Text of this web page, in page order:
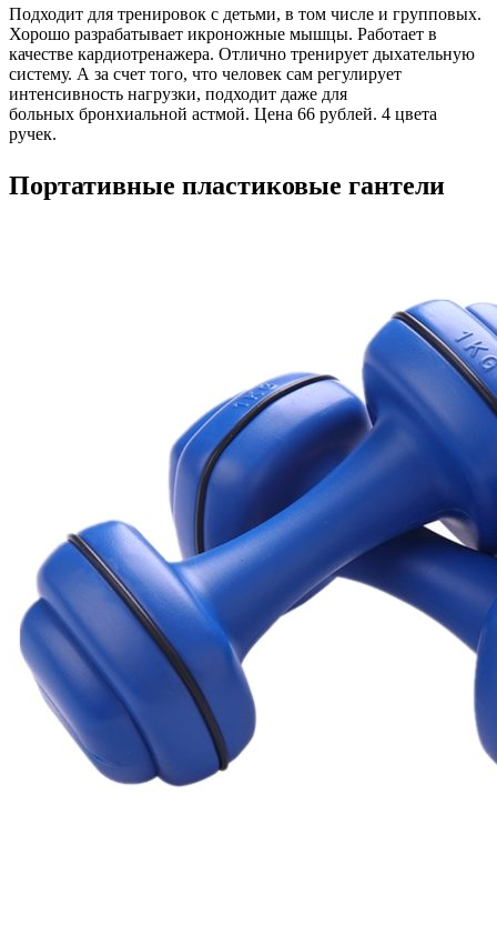
Подходит для тренировок с детьми, в том числе и групповых.
Хорошо разрабатывает икроножные мышцы. Работает в
качестве кардиотренажера. Отлично тренирует дыхательную
систему. А за счет того, что человек сам регулирует
интенсивность нагрузки, подходит даже для
больных бронхиальной астмой. Цена 66 рублей. 4 цвета
ручек.
Портативные пластиковые гантели